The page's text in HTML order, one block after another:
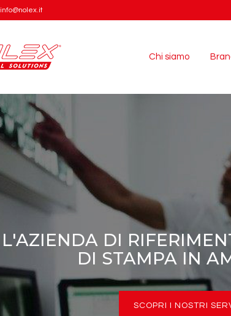
info@nolex.it
Chi siamo
L'AZIENDA DI
DI STAMPA IN
SCOPRI I NOSTRI